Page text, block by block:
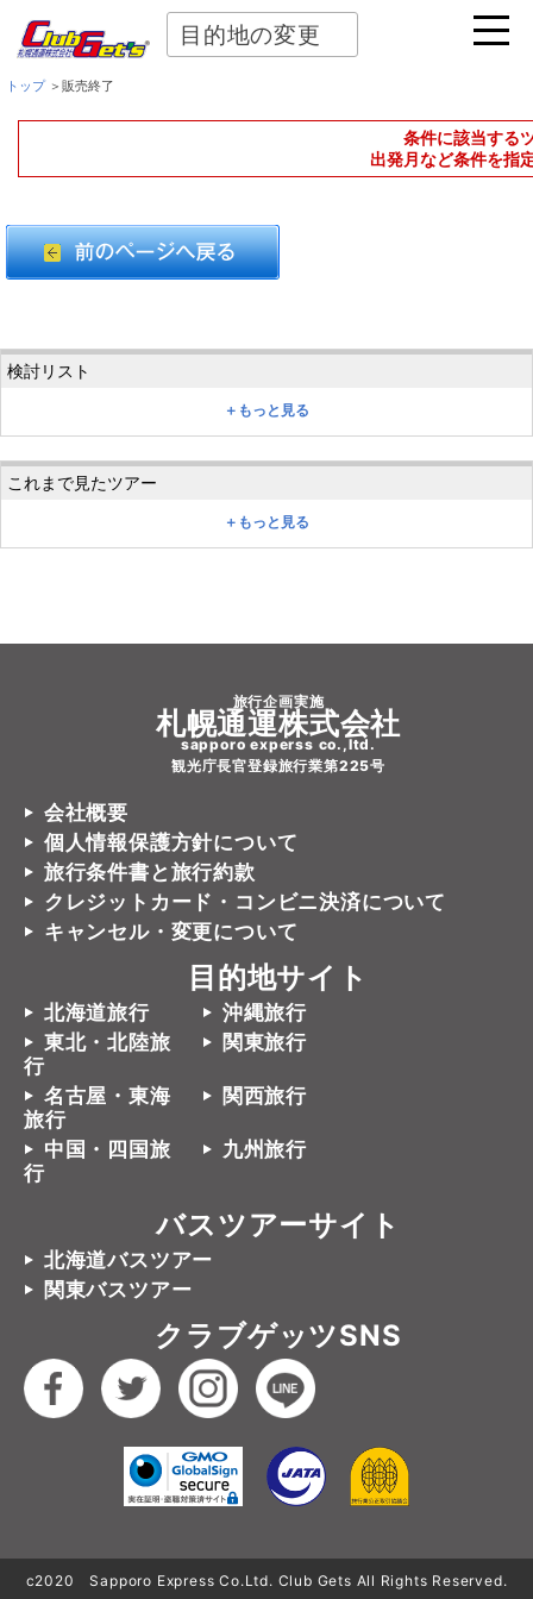
目的地の変更
トップ＞販売終了
条件に該当する
出発月など条件を指
＋もっと見る
＋もっと見る
旅行企画実施
札幌通運株式会社
sapporo experss co.,ltd.
観光庁長官登録旅行業第225号
会社概要
個人情報保護方針について
旅行条件書と旅行約款
クレジットカード・コンビニ決済について
キャンセル・変更について
目的地サイト
北海道旅行
沖縄旅行
東北・北陸旅
行
関東旅行
名古屋・東海
旅行
関西旅行
中国・四国旅
行
九州旅行
バスツアーサイト
北海道バスツアー
関東バスツアー
クラブゲッツSNS
c2020 Sapporo Express Co.Ltd. Club Gets All Rights Reserved.